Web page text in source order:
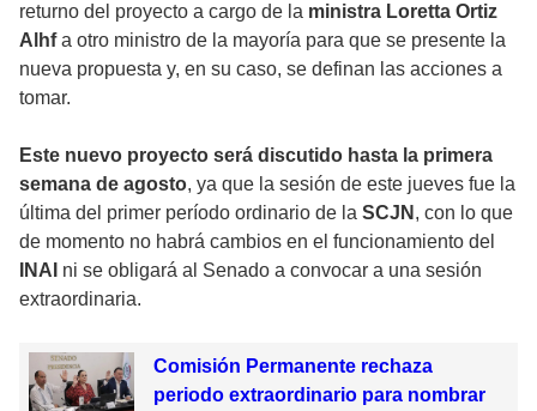
returno del proyecto a cargo de la ministra Loretta Ortiz
Alhfa otro ministro de la mayoría para que se presente la
nueva propuesta y, en su caso, se definan las acciones a
tomar.
Este nuevo proyecto será discutido hasta la primera
semana de agosto, ya que la sesión de este jueves fue la
última del primer período ordinario de la SCJN , con lo que
de momento no habrá cambios en el funcionamiento del
INAI ni se obligará al Senado a convocar a una sesión
extraordinaria.
Comisión Permanente rechaza
periodo extraordinario para nombrar